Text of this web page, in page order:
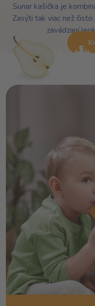
Sunar kašička je
Zasýti tak viac než
zavádzaní